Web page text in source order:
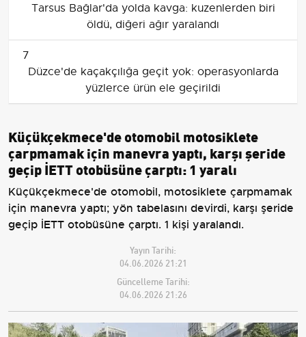
Tarsus Bağlar'da yolda kavga: kuzenlerden biri
öldü, diğeri ağır yaralandı
7
Düzce'de kaçakçılığa geçit yok: operasyonlarda
yüzlerce ürün ele geçirildi
Küçükçekmece'de otomobil motosiklete
çarpmamak için manevra yaptı, karşı şeride
geçip İETT otobüsüne çarptı: 1 yaralı
Küçükçekmece'de otomobil, motosiklete çarpmamak
için manevra yaptı; yön tabelasını devirdi, karşı şeride
geçip İETT otobüsüne çarptı. 1 kişi yaralandı.
Yayın Tarihi:
04.06.2026 21:21
Güncelleme Tarihi:
04.06.2026 21:26